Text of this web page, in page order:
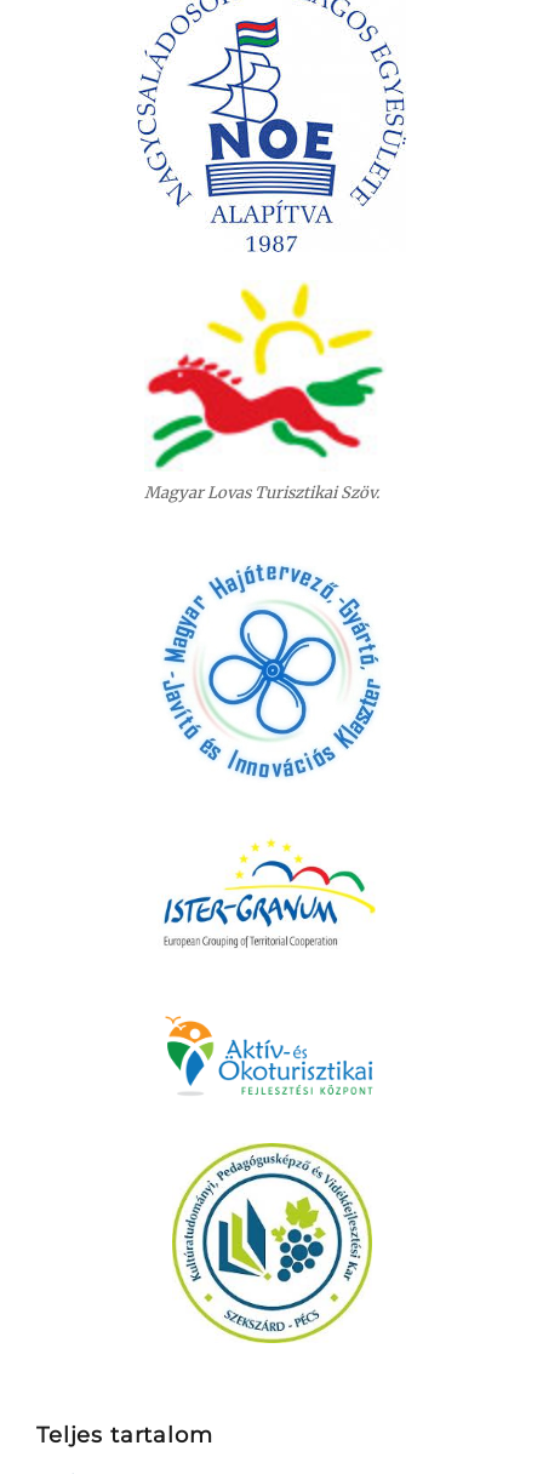
Magyar Lovas Turisztikai Szöv.
Teljes tartalom